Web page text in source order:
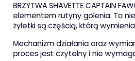
BRZYTWA SHAVETTE CAPTAIN
elementem rutyny golenia. To
żyletki są częścią, którą
Mechanizm działania oraz
proces jest czytelny i nie